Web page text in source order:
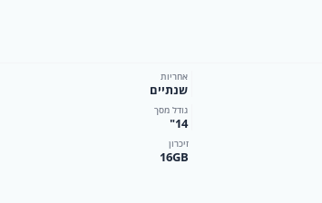
אחריות
שנתיים
גודל מסך
14"
זיכרון
16GB